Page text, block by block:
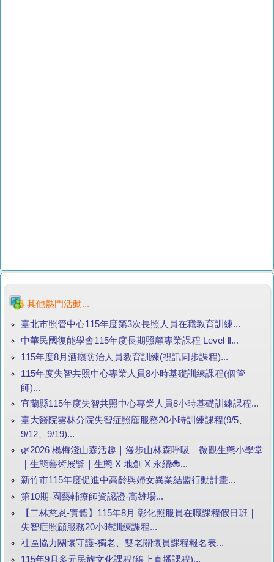
其他熱門活動...
臺北市照管中心115年度第3次長照人員在職教育訓練...
中華民國復能學會115年度長期照顧專業課程 Level Ⅱ...
115年度8月酒癮防治人員教育訓練(視訊同步課程)...
115年度失智共照中心專業人員8小時基礎訓練課程(個管
師)...
宜蘭縣115年度失智共照中心專業人員8小時基礎訓練課程...
臺大醫院雲林分院失智症照顧服務20小時訓練課程(9/5、
9/12、9/19)...
🌿2026 楊梅淺山森活趣｜漫步山林森呼吸｜微觀生態小學堂
｜生態藝術展覽｜生態 X 地創 X 永續🐞...
新竹市115年度促進中高齡與婦女異業結盟行動計畫...
第10期-園藝輔療師資認證-高雄場...
【二林慈恩-實體】115年8月 彰化照服員在職課程假日班｜
失智症照顧服務20小時訓練課程...
社區協力關懷守護-獨老、雙老關懷員課程報名表...
115年9月多元民族文化課程(線上直播課程)...